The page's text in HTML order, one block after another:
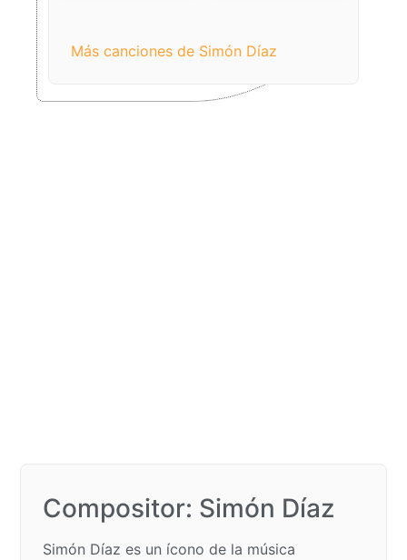
Más canciones de Simón Díaz​
Compositor: Simón Díaz​
Simón Díaz es un ícono de la música